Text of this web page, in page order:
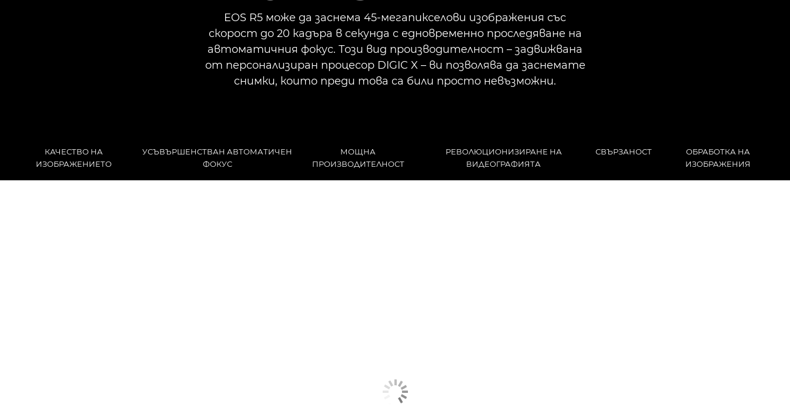
EOS R5 може да заснема 45-мегапикселови изображения със
скорост до 20 кадъра в секунда с едновременно проследяване на
автоматичния фокус. Този вид производителност – задвижвана
от персонализиран процесор DIGIC X – ви позволява да заснемате
снимки, които преди това са били просто невъзможни.
КАЧЕСТВО НА
ИЗОБРАЖЕНИЕТО
УСЪВЪРШЕНСТВАН АВТОМАТИЧЕН
ФОКУС
МОЩНА
ПРОИЗВОДИТЕЛНОСТ
РЕВОЛЮЦИОНИЗИРАНЕ НА
ВИДЕОГРАФИЯТА
СВЪРЗАНОСТ
ОБРАБОТКА НА
ИЗОБРАЖЕНИЯ